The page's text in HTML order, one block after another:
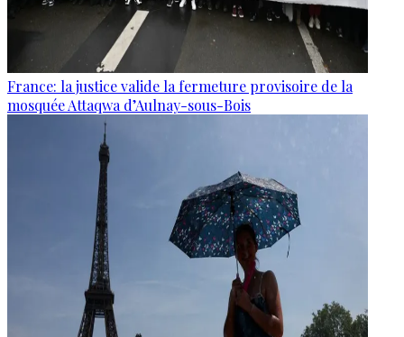
France: la justice valide la fermeture provisoire de la
mosquée Attaqwa d’Aulnay-sous-Bois